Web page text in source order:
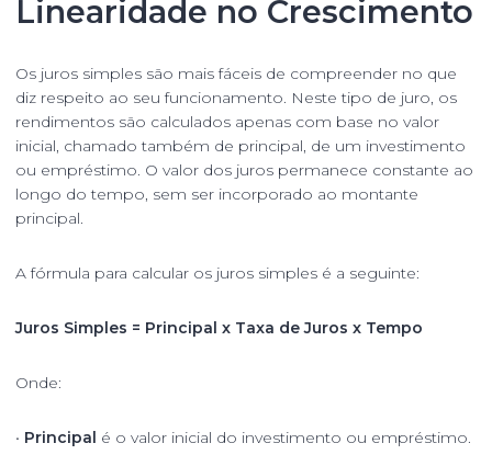
Linearidade no Crescimento
Os juros simples são mais fáceis de compreender no que
diz respeito ao seu funcionamento. Neste tipo de juro, os
rendimentos são calculados apenas com base no valor
inicial, chamado também de principal, de um investimento
ou empréstimo. O valor dos juros permanece constante ao
longo do tempo, sem ser incorporado ao montante
principal.
A fórmula para calcular os juros simples é a seguinte:
Juros Simples = Principal x Taxa de Juros x Tempo
Onde:
• Principal é o valor inicial do investimento ou empréstimo.